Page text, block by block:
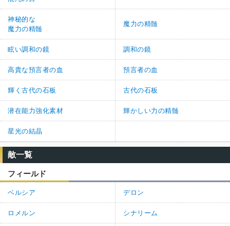
神秘的な
魔力の精髄
魔力の精髄
眩い調和の鏡 調和の鏡
高貴な預言者の血 預言者の血
輝く古代の石板 古代の石板
潜在能力強化素材 輝かしい力の精髄
星光の結晶
敵一覧
フィールド
ベルシア デロン
ロメルン シナリーム